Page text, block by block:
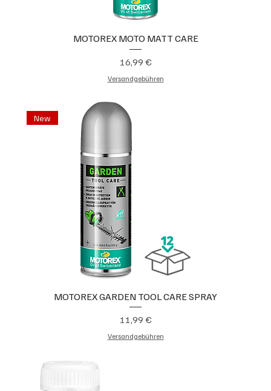
MOTOREX MOTO MATT CARE
Preis
16,99 €
Versandgebühren
New
MOTOREX GARDEN TOOL CARE SPRAY
Preis
11,99 €
Versandgebühren